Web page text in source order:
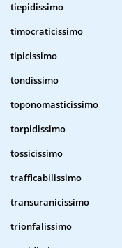
tiepidissimo
timocraticissimo
tipicissimo
tondissimo
toponomasticissimo
torpidissimo
tossicissimo
trafficabilissimo
transuranicissimo
trionfalissimo